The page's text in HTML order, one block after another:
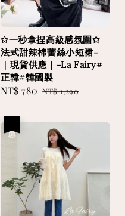
✩一秒拿捏高級感氛圍✩
法式甜辣棉蕾絲小短裙-
｜現貨供應｜-La Fairy#
正韓#韓國製
Sale
NT$ 780 Regular
NT$ 1,290